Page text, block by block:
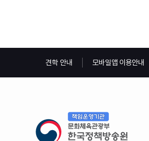
견학 안내 모바일앱 이용안내